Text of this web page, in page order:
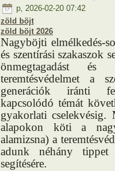
p, 2026-02-20 07:42
zöld böjt
zöld böjt 2026
Nagyböjti elmélkedés-
és szentírási szakaszok
önmegtagadást
teremtésvédelmet a
generációk iránti
kapcsolódó témát
gyakorlati cselekvésig.
alapokon köti a
alamizsna) a
adunk néhány tippet
segítésére.